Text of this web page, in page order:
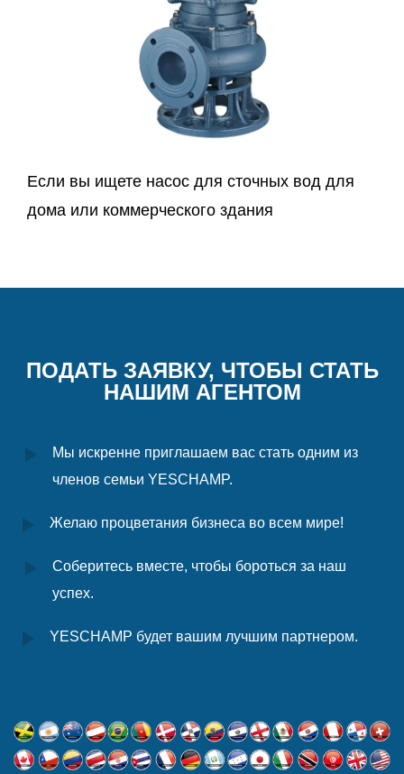
Если вы ищете насос для сточных вод для
дома или коммерческого здания
ПОДАТЬ ЗАЯВКУ, ЧТОБЫ СТАТЬ
НАШИМ АГЕНТОМ
Мы искренне приглашаем вас стать одним из
членов семьи YESCHAMP.
Желаю процветания бизнеса во всем мире!
Соберитесь вместе, чтобы бороться за наш
успех.
YESCHAMP будет вашим лучшим партнером.